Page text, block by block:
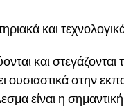
και
και
ουσιαστικά στην
είναι η